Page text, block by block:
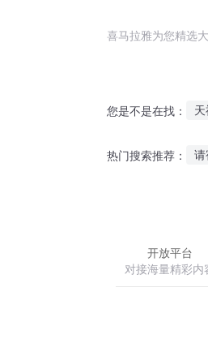
喜马拉雅为您精选
您是不是在找：
热门搜索推荐： 请
开放平台
对接海量精彩内